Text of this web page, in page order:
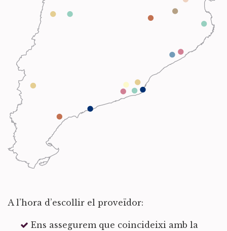
A l’hora d’escollir el proveïdor:
Ens assegurem que coincideixi amb la